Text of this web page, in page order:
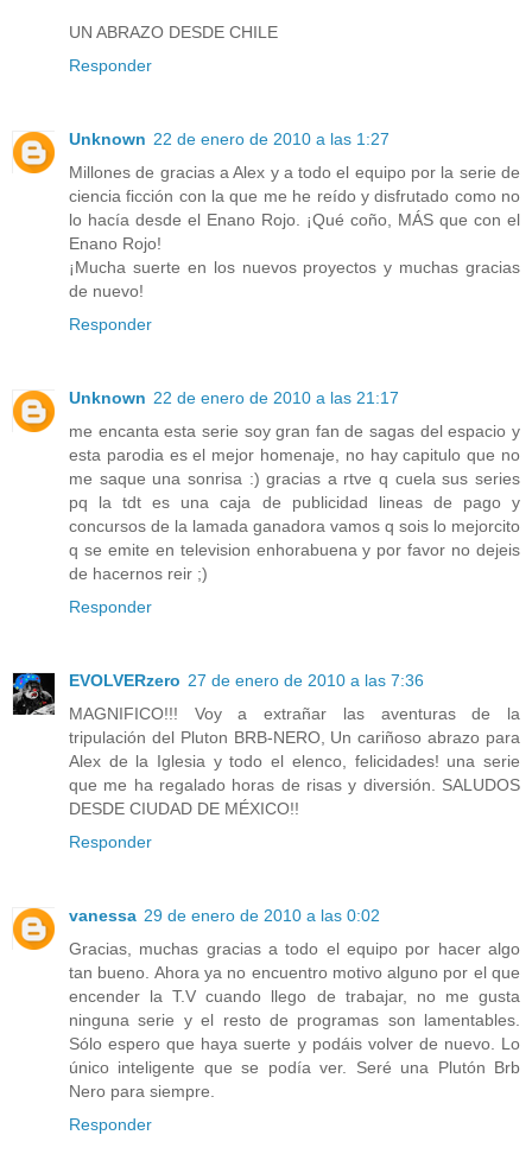
UN ABRAZO DESDE CHILE
Responder
Unknown 22 de enero de 2010 a las 1:27
Millones de gracias a Alex y a todo el equipo por la serie de
ciencia ficción con la que me he reído y disfrutado como no
lo hacía desde el Enano Rojo. ¡Qué coño, MÁS que con el
Enano Rojo!
¡Mucha suerte en los nuevos proyectos y muchas gracias
de nuevo!
Responder
Unknown 22 de enero de 2010 a las 21:17
me encanta esta serie soy gran fan de sagas del espacio y
esta parodia es el mejor homenaje, no hay capitulo que no
me saque una sonrisa :) gracias a rtve q cuela sus series
pq la tdt es una caja de publicidad lineas de pago y
concursos de la lamada ganadora vamos q sois lo mejorcito
q se emite en television enhorabuena y por favor no dejeis
de hacernos reir ;)
Responder
EVOLVERzero 27 de enero de 2010 a las 7:36
MAGNIFICO!!! Voy a extrañar las aventuras de la
tripulación del Pluton BRB-NERO, Un cariñoso abrazo para
Alex de la Iglesia y todo el elenco, felicidades! una serie
que me ha regalado horas de risas y diversión. SALUDOS
DESDE CIUDAD DE MÉXICO!!
Responder
vanessa 29 de enero de 2010 a las 0:02
Gracias, muchas gracias a todo el equipo por hacer algo
tan bueno. Ahora ya no encuentro motivo alguno por el que
encender la T.V cuando llego de trabajar, no me gusta
ninguna serie y el resto de programas son lamentables.
Sólo espero que haya suerte y podáis volver de nuevo. Lo
único inteligente que se podía ver. Seré una Plutón Brb
Nero para siempre.
Responder